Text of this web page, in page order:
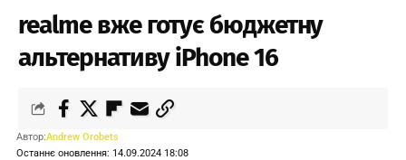
realme вже готує бюджетну
альтернативу iPhone 16
Останнє оновлення: 14.09.2024 18:08
Автор:Andrew Orobets